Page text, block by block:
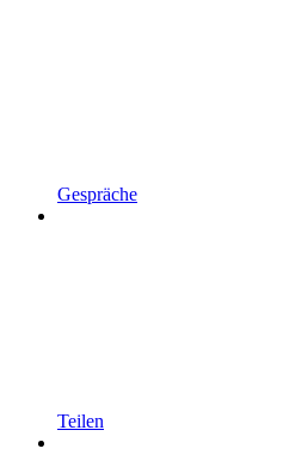
Gespräche
Teilen